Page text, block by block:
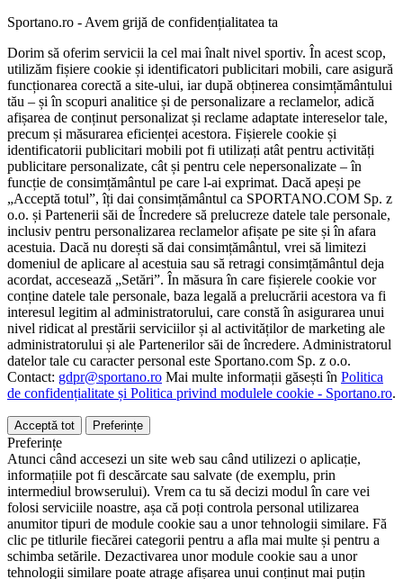
Sportano.ro - Avem grijă de confidențialitatea ta
Dorim să oferim servicii la cel mai înalt nivel sportiv. În acest scop,
utilizăm fișiere cookie și identificatori publicitari mobili, care asigură
funcționarea corectă a site-ului, iar după obținerea consimțământului
tău – și în scopuri analitice și de personalizare a reclamelor, adică
afișarea de conținut personalizat și reclame adaptate intereselor tale,
precum și măsurarea eficienței acestora. Fișierele cookie și
identificatorii publicitari mobili pot fi utilizați atât pentru activități
publicitare personalizate, cât și pentru cele nepersonalizate – în
funcție de consimțământul pe care l-ai exprimat. Dacă apeși pe
„Acceptă totul”, îți dai consimțământul ca SPORTANO.COM Sp. z
o.o. și Partenerii săi de Încredere să prelucreze datele tale personale,
inclusiv pentru personalizarea reclamelor afișate pe site și în afara
acestuia. Dacă nu dorești să dai consimțământul, vrei să limitezi
domeniul de aplicare al acestuia sau să retragi consimțământul deja
acordat, accesează „Setări”. În măsura în care fișierele cookie vor
conține datele tale personale, baza legală a prelucrării acestora va fi
interesul legitim al administratorului, care constă în asigurarea unui
nivel ridicat al prestării serviciilor și al activităților de marketing ale
administratorului și ale Partenerilor săi de încredere. Administratorul
datelor tale cu caracter personal este Sportano.com Sp. z o.o.
Contact: gdpr@sportano.ro Mai multe informații găsești în Politica
de confidențialitate și Politica privind modulele cookie - Sportano.ro.
Acceptă tot Preferințe
Preferințe
Atunci când accesezi un site web sau când utilizezi o aplicație,
informațiile pot fi descărcate sau salvate (de exemplu, prin
intermediul browserului). Vrem ca tu să decizi modul în care vei
folosi serviciile noastre, așa că poți controla personal utilizarea
anumitor tipuri de module cookie sau a unor tehnologii similare. Fă
clic pe titlurile fiecărei categorii pentru a afla mai multe și pentru a
schimba setările. Dezactivarea unor module cookie sau a unor
tehnologii similare poate atrage afișarea unui conținut mai puțin